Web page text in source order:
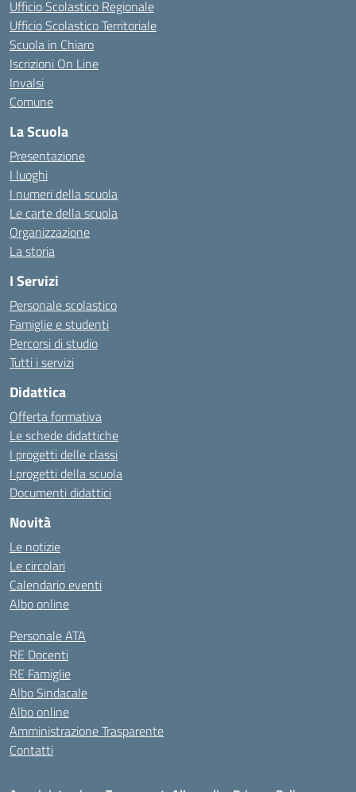
Ufficio Scolastico Regionale
Ufficio Scolastico Territoriale
Scuola in Chiaro
Iscrizioni On Line
Invalsi
Comune
La Scuola
Presentazione
I luoghi
I numeri della scuola
Le carte della scuola
Organizzazione
La storia
I Servizi
Personale scolastico
Famiglie e studenti
Percorsi di studio
Tutti i servizi
Didattica
Offerta formativa
Le schede didattiche
I progetti delle classi
I progetti della scuola
Documenti didattici
Novità
Le notizie
Le circolari
Calendario eventi
Albo online
Personale ATA
RE Docenti
RE Famiglie
Albo Sindacale
Albo online
Amministrazione Trasparente
Contatti